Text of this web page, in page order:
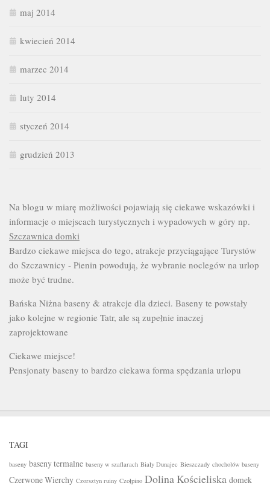
maj 2014
kwiecień 2014
marzec 2014
luty 2014
styczeń 2014
grudzień 2013
Na blogu w miarę możliwości pojawiają się ciekawe wskazówki i
informacje o miejscach turystycznych i wypadowych w góry np.
Szczawnica domki
Bardzo ciekawe miejsca do tego, atrakcje przyciągające Turystów
do Szczawnicy - Pienin powodują, że wybranie noclegów na urlop
może być trudne.
Bańska Niżna baseny & atrakcje dla dzieci. Baseny te powstały
jako kolejne w regionie Tatr, ale są zupełnie inaczej
zaprojektowane
Ciekawe miejsce!
Pensjonaty baseny to bardzo ciekawa forma spędzania urlopu
TAGI
baseny baseny termalne baseny w szaflarach Biały Dunajec Bieszczady chochołów baseny
Czerwone Wierchy Czorsztyn ruiny Czołpino Dolina Kościeliska domek